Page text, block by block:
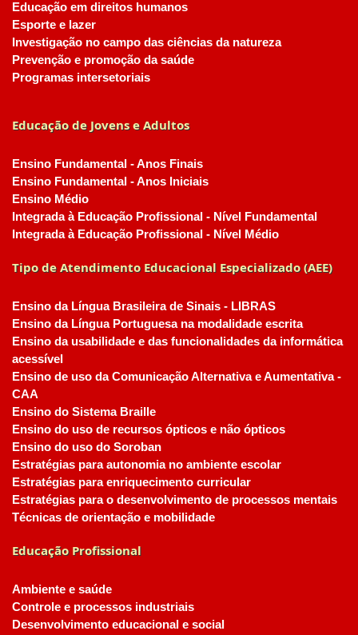
Educação em direitos humanos
Esporte e lazer
Investigação no campo das ciências da natureza
Prevenção e promoção da saúde
Programas intersetoriais
Educação de Jovens e Adultos
Ensino Fundamental - Anos Finais
Ensino Fundamental - Anos Iniciais
Ensino Médio
Integrada à Educação Profissional - Nível Fundamental
Integrada à Educação Profissional - Nível Médio
Tipo de Atendimento Educacional Especializado (AEE)
Ensino da Língua Brasileira de Sinais - LIBRAS
Ensino da Língua Portuguesa na modalidade escrita
Ensino da usabilidade e das funcionalidades da informática
acessível
Ensino de uso da Comunicação Alternativa e Aumentativa -
CAA
Ensino do Sistema Braille
Ensino do uso de recursos ópticos e não ópticos
Ensino do uso do Soroban
Estratégias para autonomia no ambiente escolar
Estratégias para enriquecimento curricular
Estratégias para o desenvolvimento de processos mentais
Técnicas de orientação e mobilidade
Educação Profissional
Ambiente e saúde
Controle e processos industriais
Desenvolvimento educacional e social